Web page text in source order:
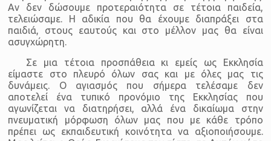
Αν δεν δώσουμε προτεραιότητα σε τέτοια παιδεία,
τελειώσαμε. Η αδικία που θα έχουμε διαπράξει στα
παιδιά, στους εαυτούς και στο μέλλον μας θα είναι
ασυγχώρητη.
Σε μια τέτοια προσπάθεια κι εμείς ως Εκκλησία
είμαστε στο πλευρό όλων σας και με όλες μας τις
δυνάμεις. Ο αγιασμός που σήμερα τελέσαμε δεν
αποτελεί ένα τυπικό προνόμιο της Εκκλησίας που
αγωνίζεται να διατηρήσει, αλλά ένα δικαίωμα στην
πνευματική μόρφωση όλων μας που με κάθε τρόπο
πρέπει ως εκπαιδευτική κοινότητα να αξιοποιήσουμε.